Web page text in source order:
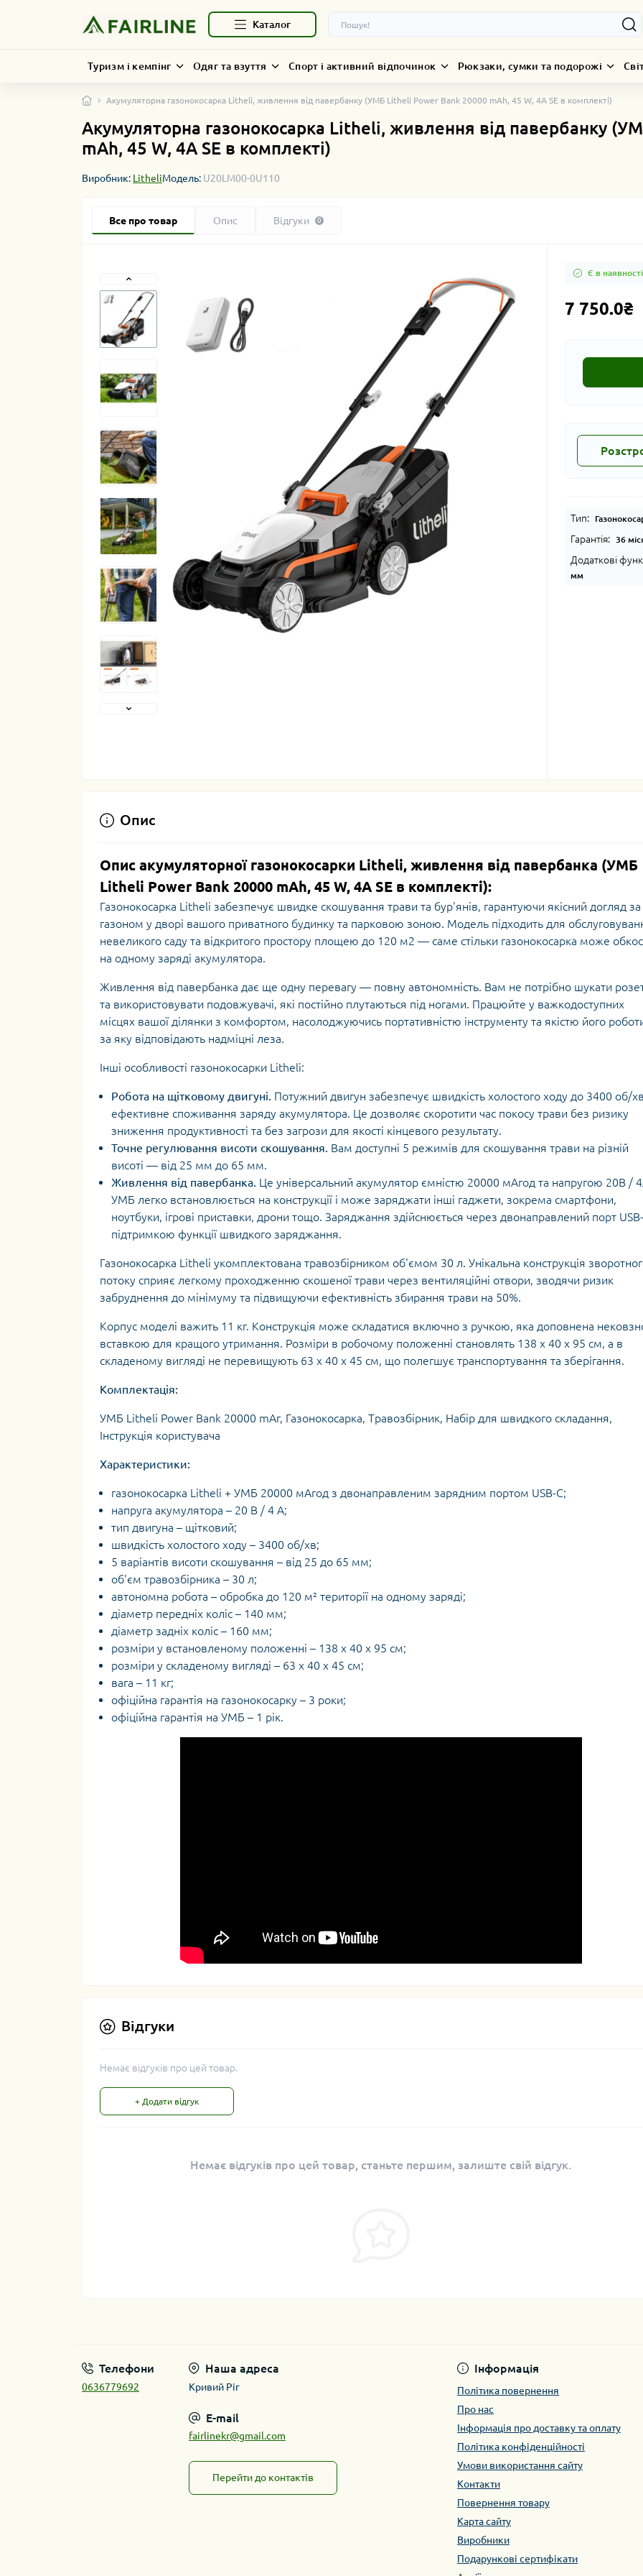
Каталог
Туризм і кемпінг Одяг та взуття Спорт і активний відпочинок Рюкзаки, сумки та подорожі
Акумуляторна газонокосарка Litheli, живлення від павербанку (УМБ Litheli Power Bank 20000 mAh, 45 W, 4А SE в комплекті)
Акумуляторна газонокосарка Litheli, живлення від павербанку
mAh, 45 W, 4А SE в комплекті)
Виробник: LitheliМодель: U20LM00-0U110
Все про товар Опис Відгуки 0
Є в наявності
7 750.0₴
Тип:
Гарантія: 36
Додаткові
мм
Опис
Опис акумуляторної газонокосарки Litheli, живлення від павербанка (УМБ
Litheli Power Bank 20000 mAh, 45 W, 4А SE в комплекті):
Газонокосарка Litheli забезпечує швидке скошування трави та бур'янів, гарантуючи якісний догляд за
газоном у дворі вашого приватного будинку та парковою зоною. Модель підходить для
невеликого саду та відкритого простору площею до 120 м2 — саме стільки газонокосарка може
на одному заряді акумулятора.
Живлення від павербанка дає ще одну перевагу — повну автономність. Вам не потрібно шукати
та використовувати подовжувачі, які постійно плутаються під ногами. Працюйте у важкодоступних
місцях вашої ділянки з комфортом, насолоджуючись портативністю інструменту та якістю його
за яку відповідають надміцні леза.
Інші особливості газонокосарки Litheli:
Робота на щітковому двигуні. Потужний двигун забезпечує швидкість холостого ходу до 3400 об/
ефективне споживання заряду акумулятора. Це дозволяє скоротити час покосу трави без ризику
зниження продуктивності та без загрози для якості кінцевого результату.
Точне регулювання висоти скошування. Вам доступні 5 режимів для скошування трави на різній
висоті — від 25 мм до 65 мм.
Живлення від павербанка. Це універсальний акумулятор ємністю 20000 мАгод та напругою 20В /
УМБ легко встановлюється на конструкції і може заряджати інші гаджети, зокрема смартфони,
ноутбуки, ігрові приставки, дрони тощо. Заряджання здійснюється через двонаправлений порт
підтримкою функції швидкого заряджання.
Газонокосарка Litheli укомплектована травозбірником об'ємом 30 л. Унікальна конструкція
потоку сприяє легкому проходженню скошеної трави через вентиляційні отвори, зводячи ризик
забруднення до мінімуму та підвищуючи ефективність збирання трави на 50%.
Корпус моделі важить 11 кг. Конструкція може складатися включно з ручкою, яка доповнена
вставкою для кращого утримання. Розміри в робочому положенні становлять 138 х 40 х 95 см, а в
складеному вигляді не перевищують 63 х 40 х 45 см, що полегшує транспортування та зберігання.
Комплектація:
УМБ Litheli Power Bank 20000 mAг, Газонокосарка, Травозбірник, Набір для швидкого складання,
Інструкція користувача
Характеристики:
газонокосарка Litheli + УМБ 20000 мАгод з двонаправленим зарядним портом USB-C;
напруга акумулятора – 20 В / 4 А;
тип двигуна – щітковий;
швидкість холостого ходу – 3400 об/хв;
5 варіантів висоти скошування – від 25 до 65 мм;
об'єм травозбірника – 30 л;
автономна робота – обробка до 120 м² території на одному заряді;
діаметр передніх коліс – 140 мм;
діаметр задніх коліс – 160 мм;
розміри у встановленому положенні – 138 х 40 х 95 см;
розміри у складеному вигляді – 63 х 40 х 45 см;
вага – 11 кг;
офіційна гарантія на газонокосарку – 3 роки;
офіційна гарантія на УМБ – 1 рік.
Відгуки
Немає відгуків про цей товар.
+ Додати відгук
Немає відгуків про цей товар, станьте першим, залиште свій відгук.
Телефони
0636779692
Наша адреса
Кривий Ріг
E-mail
fairlinekr@gmail.com
Перейти до контактів
Інформація
Політика повернення
Про нас
Інформація про доставку та оплату
Політика конфіденційності
Умови використання сайту
Контакти
Повернення товару
Карта сайту
Виробники
Подарункові сертифікати